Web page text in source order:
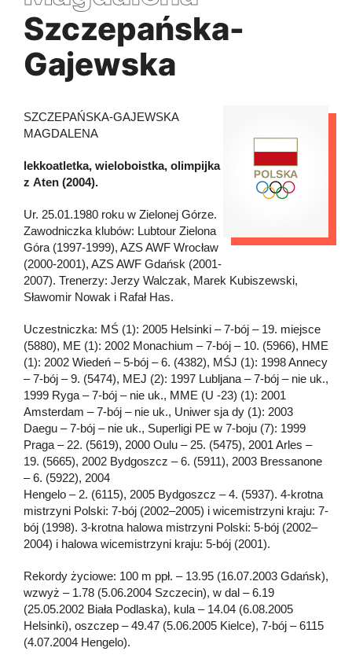
Szczepańska-
Gajewska
SZCZEPAŃSKA-GAJEWSKA
MAGDALENA
lekkoatletka, wieloboistka, olimpijka
z Aten (2004).
Ur. 25.01.1980 roku w Zielonej Górze.
Zawodniczka klubów: Lubtour Zielona
Góra (1997-1999), AZS AWF Wrocław
(2000-2001), AZS AWF Gdańsk (2001-
2007). Trenerzy: Jerzy Walczak, Marek Kubiszewski,
Sławomir Nowak i Rafał Has.
Uczestniczka: MŚ (1): 2005 Helsinki – 7-bój – 19. miejsce
(5880), ME (1): 2002 Monachium – 7-bój – 10. (5966), HME
(1): 2002 Wiedeń – 5-bój – 6. (4382), MŚJ (1): 1998 Annecy
– 7-bój – 9. (5474), MEJ (2): 1997 Lubljana – 7-bój – nie uk.,
1999 Ryga – 7-bój – nie uk., MME (U -23) (1): 2001
Amsterdam – 7-bój – nie uk., Uniwer sja dy (1): 2003
Daegu – 7-bój – nie uk., Superligi PE w 7-boju (7): 1999
Praga – 22. (5619), 2000 Oulu – 25. (5475), 2001 Arles –
19. (5665), 2002 Bydgoszcz – 6. (5911), 2003 Bressanone
– 6. (5922), 2004
Hengelo – 2. (6115), 2005 Bydgoszcz – 4. (5937). 4-krotna
mistrzyni Polski: 7-bój (2002–2005) i wicemistrzyni kraju: 7-
bój (1998). 3-krotna halowa mistrzyni Polski: 5-bój (2002–
2004) i halowa wicemistrzyni kraju: 5-bój (2001).
Rekordy życiowe: 100 m ppł. – 13.95 (16.07.2003 Gdańsk),
wzwyż – 1.78 (5.06.2004 Szczecin), w dal – 6.19
(25.05.2002 Biała Podlaska), kula – 14.04 (6.08.2005
Helsinki), oszczep – 49.47 (5.06.2005 Kielce), 7-bój – 6115
(4.07.2004 Hengelo).